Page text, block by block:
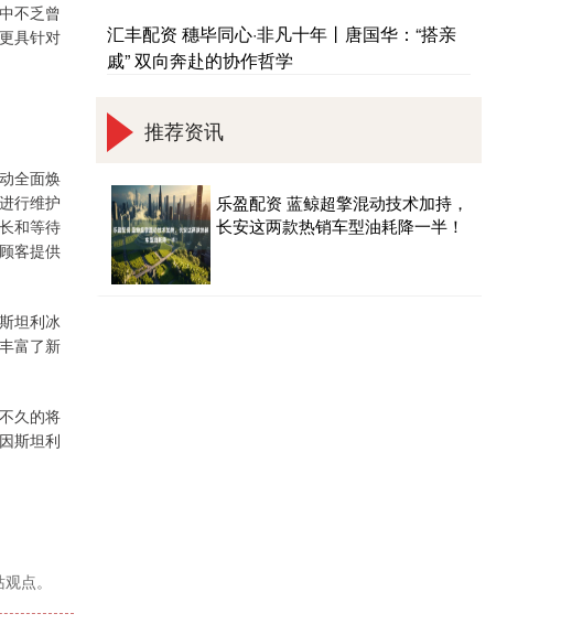
不乏曾
具针对
全面焕
行维护
和等待
客提供
坦利冰
富了新
久的将
斯坦利
点。
汇丰配资 穗毕同心·非凡十年丨唐国华：“搭亲
戚” 双向奔赴的协作哲学
推荐资讯
乐盈配资 蓝鲸超擎混动技术加持，
长安这两款热销车型油耗降一半！